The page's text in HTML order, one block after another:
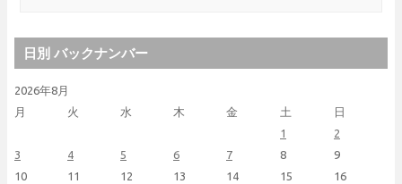
日別 バックナンバー
2026年8月
月
火 水 木 金 土 日
1
2
3
4 5 6 7 8
9
10
11 12 13 14 15
16